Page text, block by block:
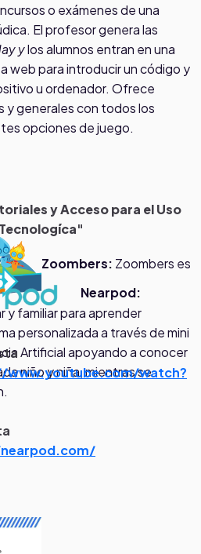
o exámenes de una
El profesor genera las
ylos alumnos entran en una
web para introducir un código y
u ordenador. Ofrece
y generales con todos los
opciones de juego.
Zoombers: Zoombers es
y familiar para aprender
personalizada a través de mini
Artificial apoyando a conocer
niño y niña, mientras se
y Acceso para el Uso
Nearpod:
watch?